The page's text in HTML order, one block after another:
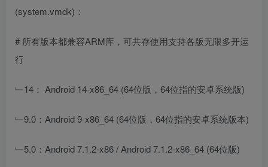
(system.vmdk)：
# 所有版本都兼容ARM库，可共存使用支持各版无限多开运
行
﹂14： Android 14-x86_64 (64位版，64位指的安卓系统版)
﹂9.0：Android 9-x86_64 (64位版，64位指的安卓系统版本)
﹂5.0：Android 7.1.2-x86 / Android 7.1.2-x86_64 (64位版)